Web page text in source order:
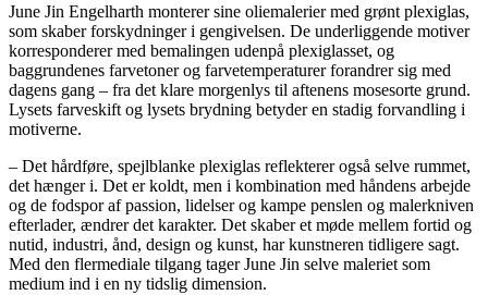
June Jin Engelharth monterer sine oliemalerier med grønt plexiglas,
som skaber forskydninger i gengivelsen. De underliggende motiver
korresponderer med bemalingen udenpå plexiglasset, og
baggrundenes farvetoner og farvetemperaturer forandrer sig med
dagens gang – fra det klare morgenlys til aftenens mosesorte grund.
Lysets farveskift og lysets brydning betyder en stadig forvandling i
motiverne.
– Det hårdføre, spejlblanke plexiglas reflekterer også selve rummet,
det hænger i. Det er koldt, men i kombination med håndens arbejde
og de fodspor af passion, lidelser og kampe penslen og malerkniven
efterlader, ændrer det karakter. Det skaber et møde mellem fortid og
nutid, industri, ånd, design og kunst, har kunstneren tidligere sagt.
Med den flermediale tilgang tager June Jin selve maleriet som
medium ind i en ny tidslig dimension.